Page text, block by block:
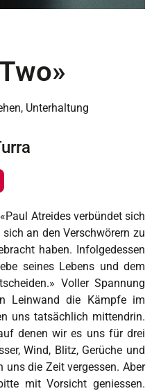
, Unterhaltung
Atreides verbündet sich
an den Verschwörern zu
haben. Infolgedessen
seines Lebens und dem
Voller Spannung
Leinwand die Kämpfe im
uns tatsächlich mittendrin.
denen wir es uns für drei
Wind, Blitz, Gerüche und
uns die Zeit vergessen. Aber
mit Vorsicht geniessen.